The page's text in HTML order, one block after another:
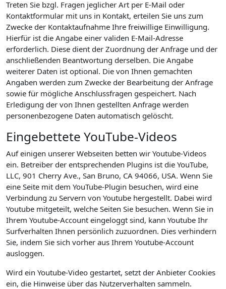
Treten Sie bzgl. Fragen jeglicher Art per E-Mail oder
Kontaktformular mit uns in Kontakt, erteilen Sie uns zum
Zwecke der Kontaktaufnahme Ihre freiwillige Einwilligung.
Hierfür ist die Angabe einer validen E-Mail-Adresse
erforderlich. Diese dient der Zuordnung der Anfrage und der
anschließenden Beantwortung derselben. Die Angabe
weiterer Daten ist optional. Die von Ihnen gemachten
Angaben werden zum Zwecke der Bearbeitung der Anfrage
sowie für mögliche Anschlussfragen gespeichert. Nach
Erledigung der von Ihnen gestellten Anfrage werden
personenbezogene Daten automatisch gelöscht.
Eingebettete YouTube-Videos
Auf einigen unserer Webseiten betten wir Youtube-Videos
ein. Betreiber der entsprechenden Plugins ist die YouTube,
LLC, 901 Cherry Ave., San Bruno, CA 94066, USA. Wenn Sie
eine Seite mit dem YouTube-Plugin besuchen, wird eine
Verbindung zu Servern von Youtube hergestellt. Dabei wird
Youtube mitgeteilt, welche Seiten Sie besuchen. Wenn Sie in
Ihrem Youtube-Account eingeloggt sind, kann Youtube Ihr
Surfverhalten Ihnen persönlich zuzuordnen. Dies verhindern
Sie, indem Sie sich vorher aus Ihrem Youtube-Account
ausloggen.
Wird ein Youtube-Video gestartet, setzt der Anbieter Cookies
ein, die Hinweise über das Nutzerverhalten sammeln.